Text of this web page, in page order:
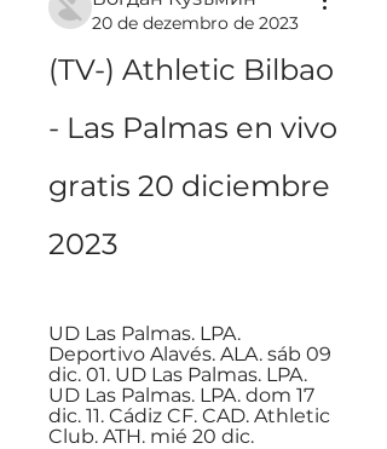
20 de dezembro de 2023
(TV-) Athletic Bilbao
- Las Palmas en vivo
gratis 20 diciembre
2023
UD Las Palmas. LPA.
Deportivo Alavés. ALA. sáb 09
dic. 01. UD Las Palmas. LPA.
UD Las Palmas. LPA. dom 17
dic. 11. Cádiz CF. CAD. Athletic
Club. ATH. mié 20 dic.